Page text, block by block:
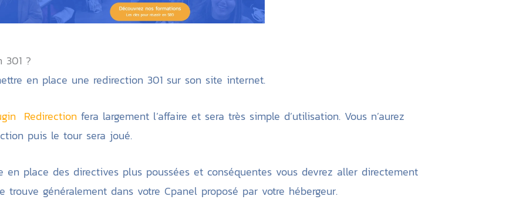
301 ?
en place une redirection 301 sur son site internet.
Redirection fera largement l’affaire et sera très simple d’utilisation. Vous n’aurez
puis le tour sera joué.
place des directives plus poussées et conséquentes vous devrez aller directement
généralement dans votre Cpanel proposé par votre hébergeur.